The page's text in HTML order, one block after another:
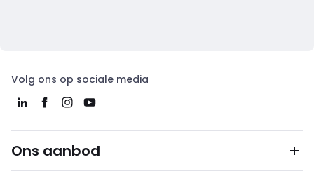
Volg ons op sociale media
Ons aanbod